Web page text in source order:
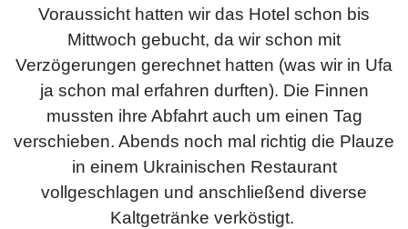
Voraussicht hatten wir das Hotel schon bis
Mittwoch gebucht, da wir schon mit
Verzögerungen gerechnet hatten (was wir in Ufa
ja schon mal erfahren durften). Die Finnen
mussten ihre Abfahrt auch um einen Tag
verschieben. Abends noch mal richtig die Plauze
in einem Ukrainischen Restaurant
vollgeschlagen und anschließend diverse
Kaltgetränke verköstigt.